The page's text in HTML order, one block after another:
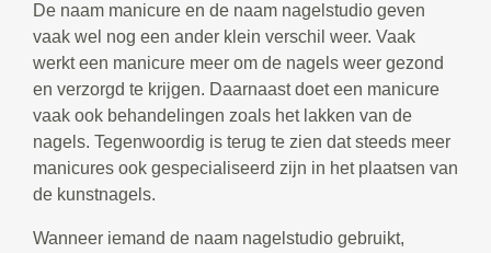
De naam manicure en de naam nagelstudio geven
vaak wel nog een ander klein verschil weer. Vaak
werkt een manicure meer om de nagels weer gezond
en verzorgd te krijgen. Daarnaast doet een manicure
vaak ook behandelingen zoals het lakken van de
nagels. Tegenwoordig is terug te zien dat steeds meer
manicures ook gespecialiseerd zijn in het plaatsen van
de kunstnagels.
Wanneer iemand de naam nagelstudio gebruikt,